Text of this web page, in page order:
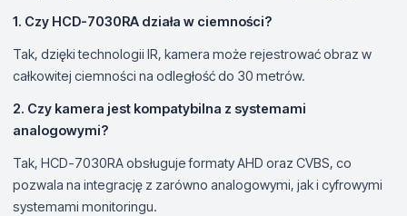
1. Czy HCD-7030RA działa w ciemności?
Tak, dzięki technologii IR, kamera może rejestrować obraz w
całkowitej ciemności na odległość do 30 metrów.
2. Czy kamera jest kompatybilna z systemami
analogowymi?
Tak, HCD-7030RA obsługuje formaty AHD oraz CVBS, co
pozwala na integrację z zarówno analogowymi, jak i cyfrowymi
systemami monitoringu.